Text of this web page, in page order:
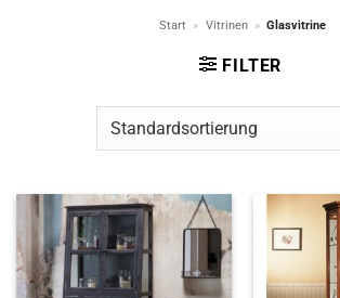
Start » Vitrinen » Glasvitrine
FILTER